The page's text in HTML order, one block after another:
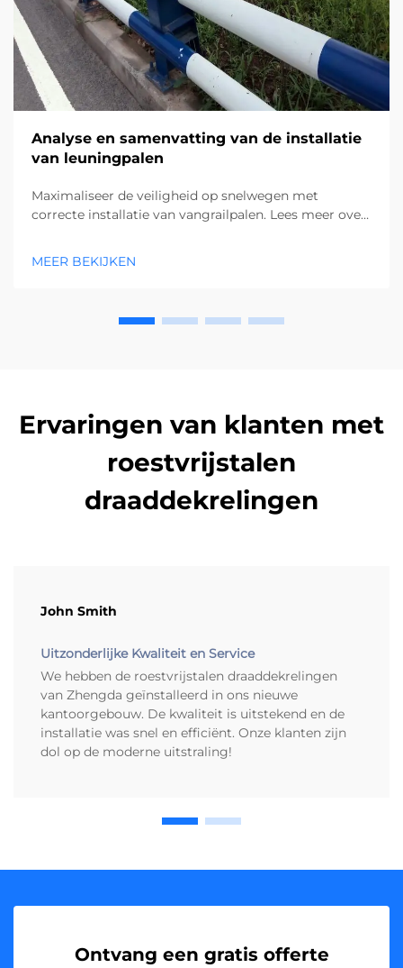
Analyse en samenvatting van de installatie
van leuningpalen
Maximaliseer de veiligheid op snelwegen met
correcte installatie van vangrailpalen. Lees meer over
Download nu de volledige handleiding.
MEER BEKIJKEN
Ervaringen van klanten met
roestvrijstalen
draaddekrelingen
John Smith
Uitzonderlijke Kwaliteit en Service
We hebben de roestvrijstalen draaddekrelingen
van Zhengda geïnstalleerd in ons nieuwe
kantoorgebouw. De kwaliteit is uitstekend en de
installatie was snel en efficiënt. Onze klanten zijn
dol op de moderne uitstraling!
Ontvang een gratis offerte